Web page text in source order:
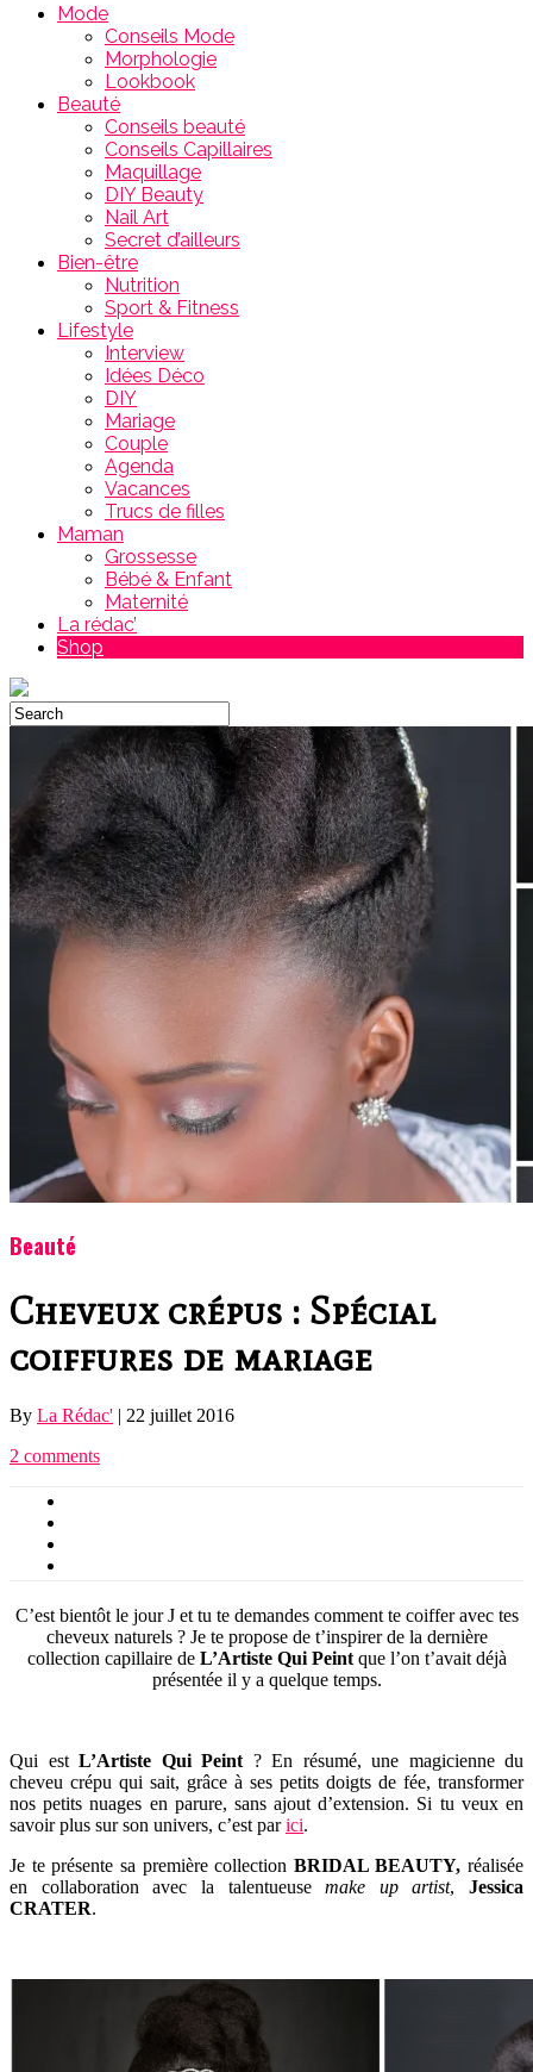
Mode
Conseils Mode
Morphologie
Lookbook
Beauté
Conseils beauté
Conseils Capillaires
Maquillage
DIY Beauty
Nail Art
Secret d’ailleurs
Bien-être
Nutrition
Sport & Fitness
Lifestyle
Interview
Idées Déco
DIY
Mariage
Couple
Agenda
Vacances
Trucs de filles
Maman
Grossesse
Bébé & Enfant
Maternité
La rédac’
Shop
Beauté
Cheveux crépus : Spécial
coiffures de mariage
By La Rédac' | 22 juillet 2016
2 comments
C’est bientôt le jour J et tu te demandes comment te coiffer avec tes
cheveux naturels ? Je te propose de t’inspirer de la dernière
collection capillaire de L’Artiste Qui Peintque l’on t’avait déjà
présentée il y a quelque temps.
Qui est L’Artiste Qui Peint ? En résumé, une magicienne du
cheveu crépu qui sait, grâce à ses petits doigts de fée, transformer
nos petits nuages en parure, sans ajout d’extension. Si tu veux en
savoir plus sur son univers, c’est parici.
Je te présente sa première collection BRIDAL BEAUTY, réalisée
en collaboration avec la talentueusemake up artist, Jessica
CRATER.